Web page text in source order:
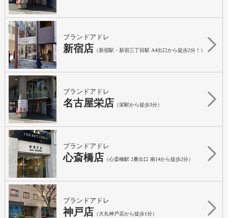
ブランドアドレ
新宿店 （新宿駅・新宿三丁目駅 A4出口から徒歩2分！）
ブランドアドレ
名古屋栄店 （栄駅から徒歩3分）
ブランドアドレ
心斎橋店 （心斎橋駅 2番出口 南14から徒歩2分）
ブランドアドレ
神戸店 （大丸神戸店から徒歩1分）